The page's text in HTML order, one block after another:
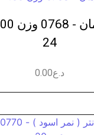
24
د.ع0.00